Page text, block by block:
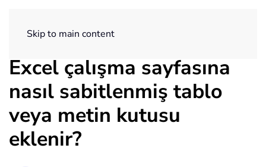
Skip to main content
Excel çalışma sayfasına
nasıl sabitlenmiş tablo
veya metin kutusu
eklenir?